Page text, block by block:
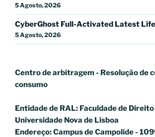
5 Agosto, 2026
CyberGhost Full-Activated Latest
5 Agosto, 2026
Centro de arbitragem - Resolução de
consumo
Entidade de RAL: Faculdade de Direito
Universidade Nova de Lisboa
Endereço: Campus de Campolide -